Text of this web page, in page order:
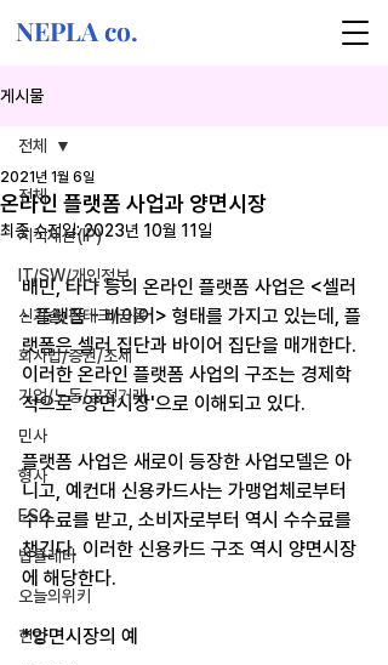
NEPLA co.
게시물
전체
지식재산(IP)
IT/SW/개인정보
신기술/핀테크/금융
회사법/증권/조세
기업/노동/공정거래
민사
형사
ESG
법률레터
오늘의위키
헌법
전체
온라인 플랫폼 사업과 양면시장
2021년 1월 6일
최종 수정일:2023년 10월 11일
배민, 타다 등의 온라인 플랫폼 사업은 <셀러
- 플랫폼 - 바이어> 형태를 가지고 있는데, 플
랫폼은 셀러 집단과 바이어 집단을 매개한다.
이러한 온라인 플랫폼 사업의 구조는 경제학
적으로 '양면시장'으로 이해되고 있다.​
플랫폼 사업은 새로이 등장한 사업모델은 아
니고, 예컨대 신용카드사는 가맹업체로부터
수수료를 받고, 소비자로부터 역시 수수료를
챙긴다. 이러한 신용카드 구조 역시 양면시장
에 해당한다. ​
*양면시장의 예